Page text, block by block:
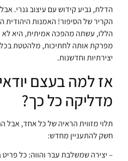
הדלת, גביע קידוש עם עיצוב גנרי.
הקריר של הסיפור! האמנות היהודית
הללו, עשתה מהפכה אמיתית, היא
מפרקת אותה לחתיכות, מלהטטת
יצירתיות וחדשנות.
אז למה בעצם
מדליקה כל כך?
תלוי מזווית הראיה של כל אחד, אבל
חשק להתעניין מחדש:
– יצירה שמשלבת עבר והווה: כל